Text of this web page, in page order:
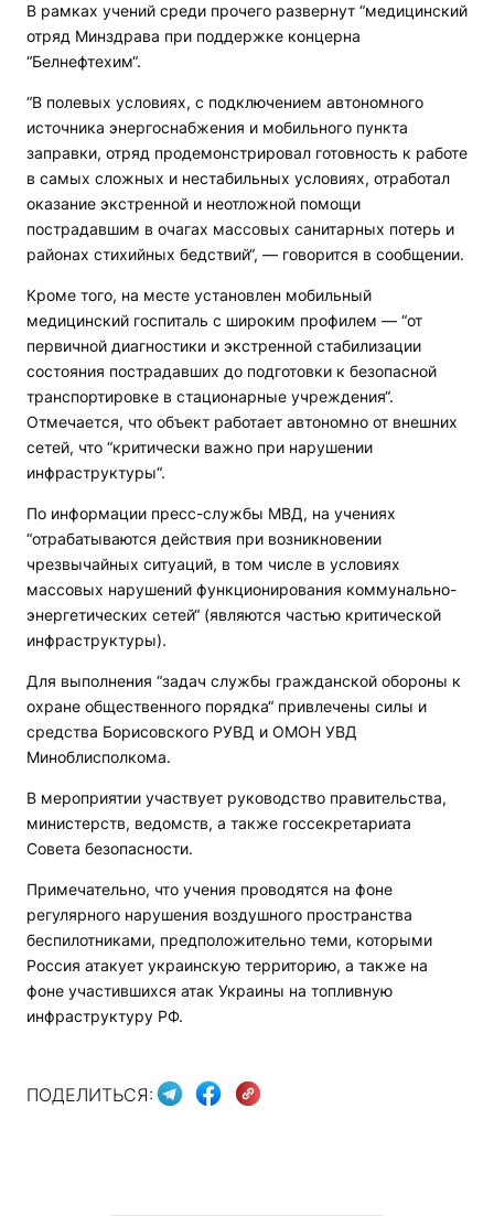
В рамках учений среди прочего развернут “медицинский
отряд Минздрава при поддержке концерна
“Белнефтехим“.
“В полевых условиях, с подключением автономного
источника энергоснабжения и мобильного пункта
заправки, отряд продемонстрировал готовность к работе
в самых сложных и нестабильных условиях, отработал
оказание экстренной и неотложной помощи
пострадавшим в очагах массовых санитарных потерь и
районах стихийных бедствий“, — говорится в сообщении.
Кроме того, на месте установлен мобильный
медицинский госпиталь с широким профилем — “от
первичной диагностики и экстренной стабилизации
состояния пострадавших до подготовки к безопасной
транспортировке в стационарные учреждения“.
Отмечается, что объект работает автономно от внешних
сетей, что “критически важно при нарушении
инфраструктуры“.
По информации пресс-службы МВД, на учениях
“отрабатываются действия при возникновении
чрезвычайных ситуаций, в том числе в условиях
массовых нарушений функционирования коммунально-
энергетических сетей“ (являются частью критической
инфраструктуры).
Для выполнения “задач службы гражданской обороны к
охране общественного порядка“ привлечены силы и
средства Борисовского РУВД и ОМОН УВД
Миноблисполкома.
В мероприятии участвует руководство правительства,
министерств, ведомств, а также госсекретариата
Совета безопасности.
Примечательно, что учения проводятся на фоне
регулярного нарушения воздушного пространства
беспилотниками, предположительно теми, которыми
Россия атакует украинскую территорию, а также на
фоне участившихся атак Украины на топливную
инфраструктуру РФ.
ПОДЕЛИТЬСЯ: